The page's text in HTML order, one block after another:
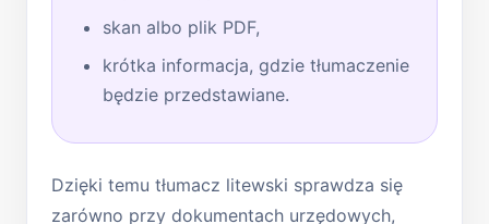
skan albo plik PDF,
krótka informacja, gdzie tłumaczenie
będzie przedstawiane.
Dzięki temu tłumacz litewski sprawdza się
zarówno przy dokumentach urzędowych,